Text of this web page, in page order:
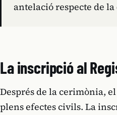
antelació respecte de
La inscripció al
Després de la cerimònia,
plens efectes civils. La